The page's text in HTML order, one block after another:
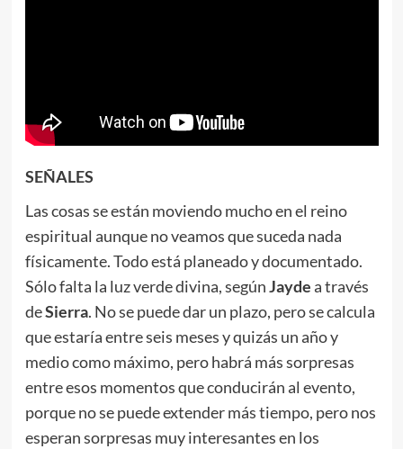
SEÑALES
Las cosas se están moviendo mucho en el reino
espiritual aunque no veamos que suceda nada
físicamente. Todo está planeado y documentado.
Sólo falta la luz verde divina, segúnJaydea través
deSierra. No se puede dar un plazo, pero se calcula
que estaría entre seis meses y quizás un año y
medio como máximo, pero habrá más sorpresas
entre esos momentos que conducirán al evento,
porque no se puede extender más tiempo, pero nos
esperan sorpresas muy interesantes en los